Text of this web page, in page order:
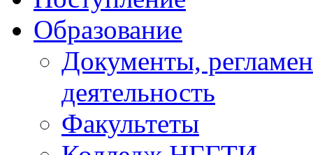
Образование
Документы,
деятельность
Факультеты